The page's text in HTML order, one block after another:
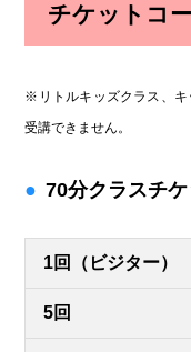
チケットコ
※リトルキッズクラス、キ
受講できません。
70分クラスチケ
1回（ビジター）
5回